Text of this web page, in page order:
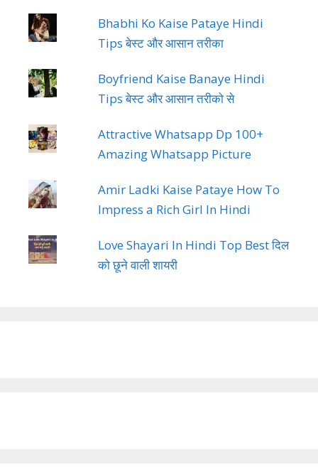
Bhabhi Ko Kaise Pataye Hindi
Tips बेस्ट और आसान तरीका
Boyfriend Kaise Banaye Hindi
Tips बेस्ट और आसान तरीको से
Attractive Whatsapp Dp 100+
Amazing Whatsapp Picture
Amir Ladki Kaise Pataye How To
Impress a Rich Girl In Hindi
Love Shayari In Hindi Top Best दिल
को छूने वाली शायरी